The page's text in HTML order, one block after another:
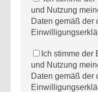
und Nutzung
Daten gemäß der
Ich stimme der
und Nutzung
Daten gemäß der